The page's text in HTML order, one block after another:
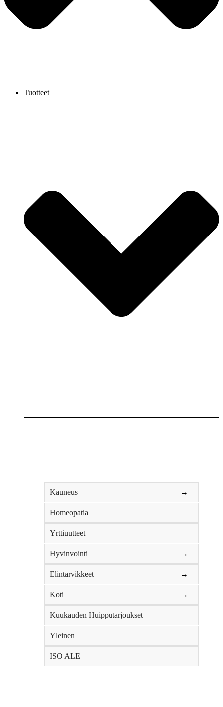
Tuotteet
Kauneus →
Homeopatia
Yrttiuutteet
Hyvinvointi →
Elintarvikkeet →
Koti →
Kuukauden Huipputarjoukset
Yleinen
ISO ALE